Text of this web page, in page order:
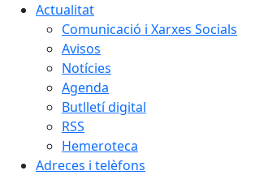
Actualitat
Comunicació i Xarxes Socials
Avisos
Notícies
Agenda
Butlletí digital
RSS
Hemeroteca
Adreces i telèfons